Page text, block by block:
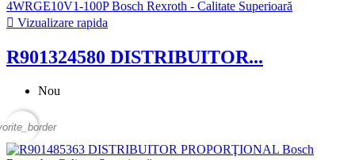
 Vizualizare rapida
R901324580 DISTRIBUITOR...
Nou